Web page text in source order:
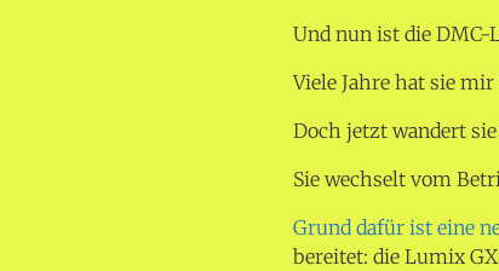
Und nun ist die DMC-
Viele Jahre hat sie
Doch jetzt wandert
Sie wechselt vom
Grund dafür ist eine
bereitet: die Lumix